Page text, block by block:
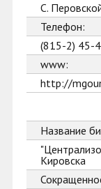
С.
Телефон:
(815-2) 45-
www:
http://
Название
Кировска